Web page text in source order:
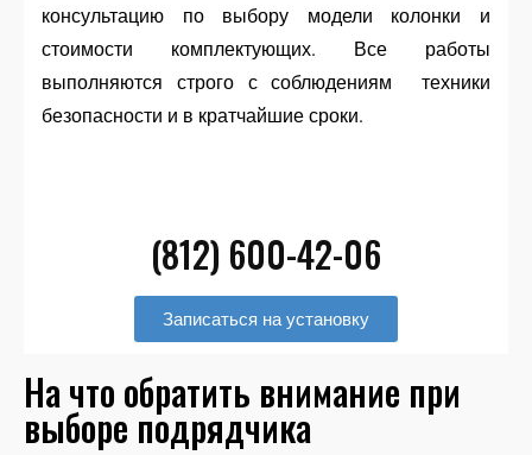
консультацию по выбору модели колонки и
стоимости комплектующих. Все работы
выполняются строго с соблюдениям техники
безопасности и в кратчайшие сроки.
(812) 600-42-06
Записаться на установку
На что обратить внимание при
выборе подрядчика